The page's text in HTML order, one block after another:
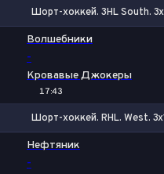
Шорт-хоккей. 3HL South.
Волшебники
-
Кровавые Джокеры
17:43
Шорт-хоккей. RHL. West.
Нефтяник
-